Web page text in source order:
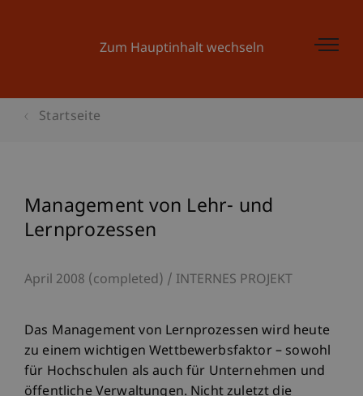
Zum Hauptinhalt wechseln
Startseite
Management von Lehr- und
Lernprozessen
April 2008 (completed) INTERNES PROJEKT
Das Management von Lernprozessen wird heute
zu einem wichtigen Wettbewerbsfaktor – sowohl
für Hochschulen als auch für Unternehmen und
öffentliche Verwaltungen. Nicht zuletzt die